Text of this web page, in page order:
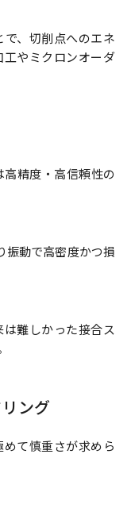
、切削点へのエネ
やミクロンオーダ
精度・高信頼性の
振動で高密度かつ損
難しかった接合ス
ング
て慎重さが求めら